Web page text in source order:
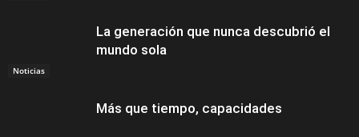
Noticias
La generación que nunca descubrió el
mundo sola
Más que tiempo, capacidades